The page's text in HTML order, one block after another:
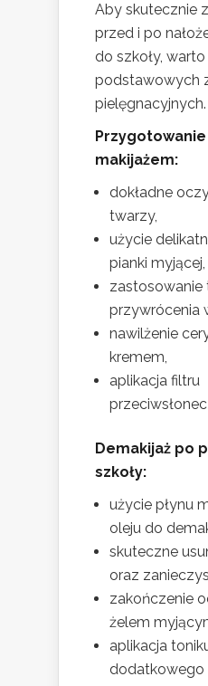
Aby skutecznie
przed i po
do szkoły,
podstawowych
pielęgnacyjnych.
makijażem:
dokładne
twarzy,
użycie
pianki myjącej,
zastosowanie
przywrócenia
nawilżenie
kremem,
aplikacja filtru
Demakijaż po
szkoły:
użycie płynu
oleju do
skuteczne
oraz
zakończenie
żelem
aplikacja
dodatkowego